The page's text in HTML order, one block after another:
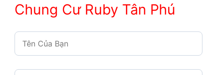
Chung Cư Ruby Tân Phú